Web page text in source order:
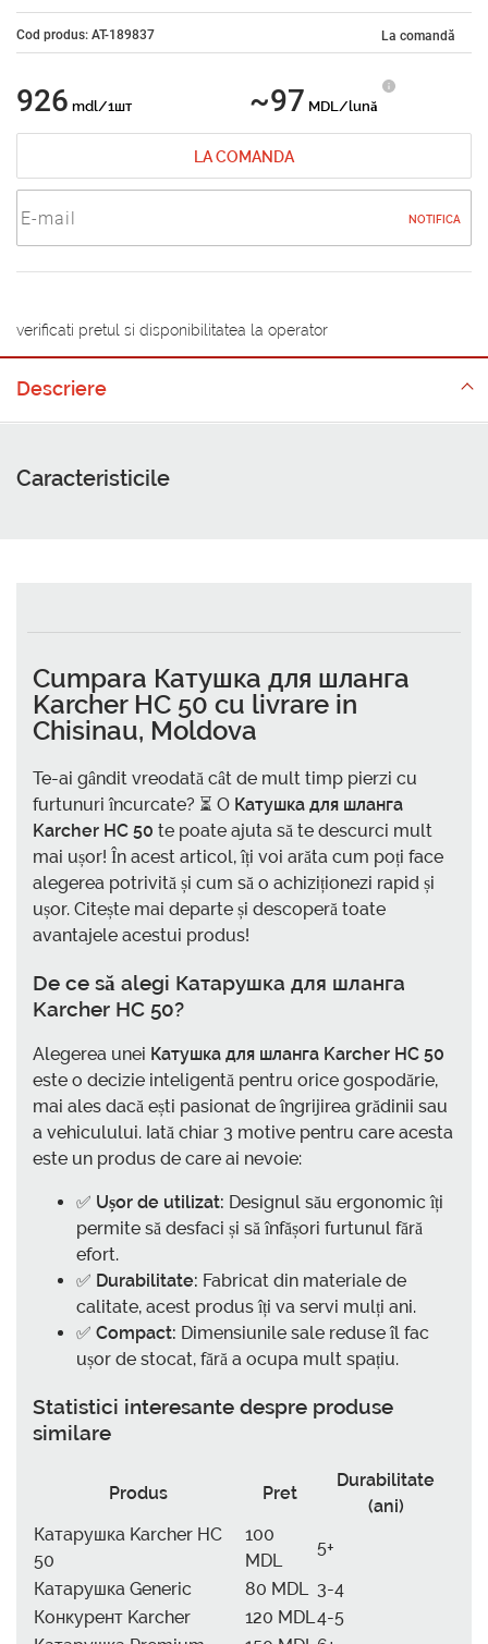
Cod produs: AT-189837 La comandă
926 mdl/1шт ~97 MDL/lună
LA COMANDA
NOTIFICA
verificati pretul si disponibilitatea la operator
Descriere
Caracteristicile
Cumpara Катушка для шланга
Karcher HC 50 cu livrare in
Chisinau, Moldova
Te-ai gândit vreodată cât de mult timp pierzi cu
furtunuri încurcate? ⏳ O Катушка для шланга
Karcher HC 50 te poate ajuta să te descurci mult
mai ușor! În acest articol, îți voi arăta cum poți face
alegerea potrivită și cum să o achiziționezi rapid și
ușor. Citește mai departe și descoperă toate
avantajele acestui produs!
De ce să alegi Катарушка для шланга
Karcher HC 50?
Alegerea unei Катушка для шланга Karcher HC 50
este o decizie inteligentă pentru orice gospodărie,
mai ales dacă ești pasionat de îngrijirea grădinii sau
a vehiculului. Iată chiar 3 motive pentru care acesta
este un produs de care ai nevoie:
✅ Ușor de utilizat: Designul său ergonomic îți
permite să desfaci și să înfășori furtunul fără
efort.
✅ Durabilitate: Fabricat din materiale de
calitate, acest produs îți va servi mulți ani.
✅ Compact: Dimensiunile sale reduse îl fac
ușor de stocat, fără a ocupa mult spațiu.
Statistici interesante despre produse
similare
Produs Pret
Durabilitate
(ani)
Катарушка Karcher HC
50
100
MDL
5+
Катарушка Generic
80 MDL
3-4
Конкурент Karcher
120 MDL 4-5